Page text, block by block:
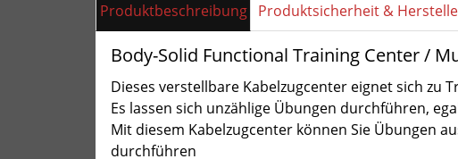
Produktbeschreibung Produktsicherheit &
Body-Solid Functional Training Center /
Dieses verstellbare Kabelzugcenter eignet sich zu
Es lassen sich unzählige Übungen durchführen,
Mit diesem Kabelzugcenter können Sie Übungen
durchführen